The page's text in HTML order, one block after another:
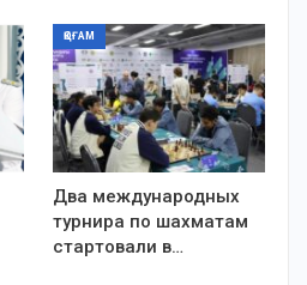
ҚОҒАМ
Два международных
турнира по шахматам
стартовали в…